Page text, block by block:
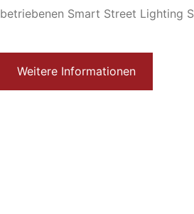
betriebenen Smart Street Lighting
ermöglicht,...
Weitere Informationen